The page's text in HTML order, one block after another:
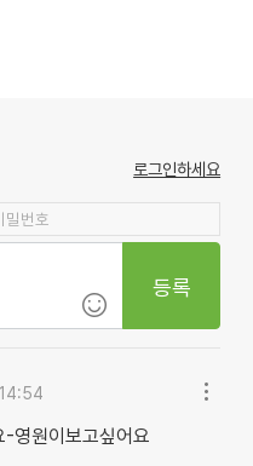
로그인하세요
등록
영원이보고싶어요